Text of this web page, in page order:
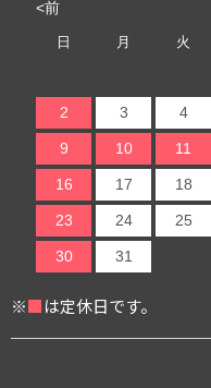
<前
日 月 火
2 3 4
9 10 11
16 17 18
23 24 25
30 31
※■は定休日です。